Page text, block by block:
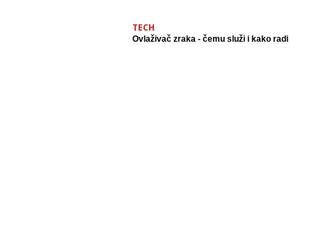
TECH
Ovlaživač zraka - čemu služi i kako radi